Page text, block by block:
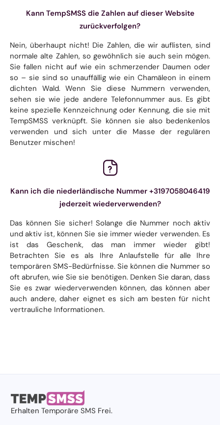
Kann TempSMSS die Zahlen auf dieser Website
zurückverfolgen?
Nein, überhaupt nicht! Die Zahlen, die wir auflisten, sind
normale alte Zahlen, so gewöhnlich sie auch sein mögen.
Sie fallen nicht auf wie ein schmerzender Daumen oder
so – sie sind so unauffällig wie ein Chamäleon in einem
dichten Wald. Wenn Sie diese Nummern verwenden,
sehen sie wie jede andere Telefonnummer aus. Es gibt
keine spezielle Kennzeichnung oder Kennung, die sie mit
TempSMSS verknüpft. Sie können sie also bedenkenlos
verwenden und sich unter die Masse der regulären
Benutzer mischen!
Kann ich die niederländische Nummer +3197058046419
jederzeit wiederverwenden?
Das können Sie sicher! Solange die Nummer noch aktiv
und aktiv ist, können Sie sie immer wieder verwenden. Es
ist das Geschenk, das man immer wieder gibt!
Betrachten Sie es als Ihre Anlaufstelle für alle Ihre
temporären SMS-Bedürfnisse. Sie können die Nummer so
oft abrufen, wie Sie sie benötigen. Denken Sie daran, dass
Sie es zwar wiederverwenden können, das können aber
auch andere, daher eignet es sich am besten für nicht
vertrauliche Informationen.
ErhaltenTemporäre SMS Frei.